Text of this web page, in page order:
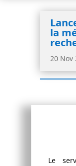
la
20 Nov
Le